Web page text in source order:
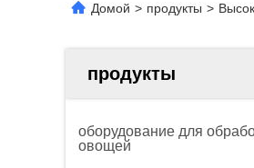
Домой > продукты >
продукты
оборудование для
овощей